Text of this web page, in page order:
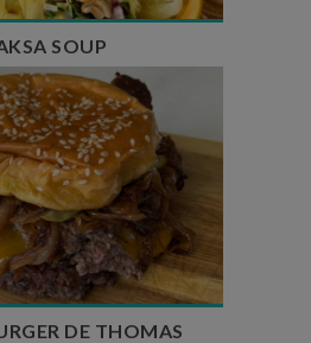
SOUP
préparation : 20 min
cuisson : 5 à 10 min
de couverts : 4
DE THOMAS